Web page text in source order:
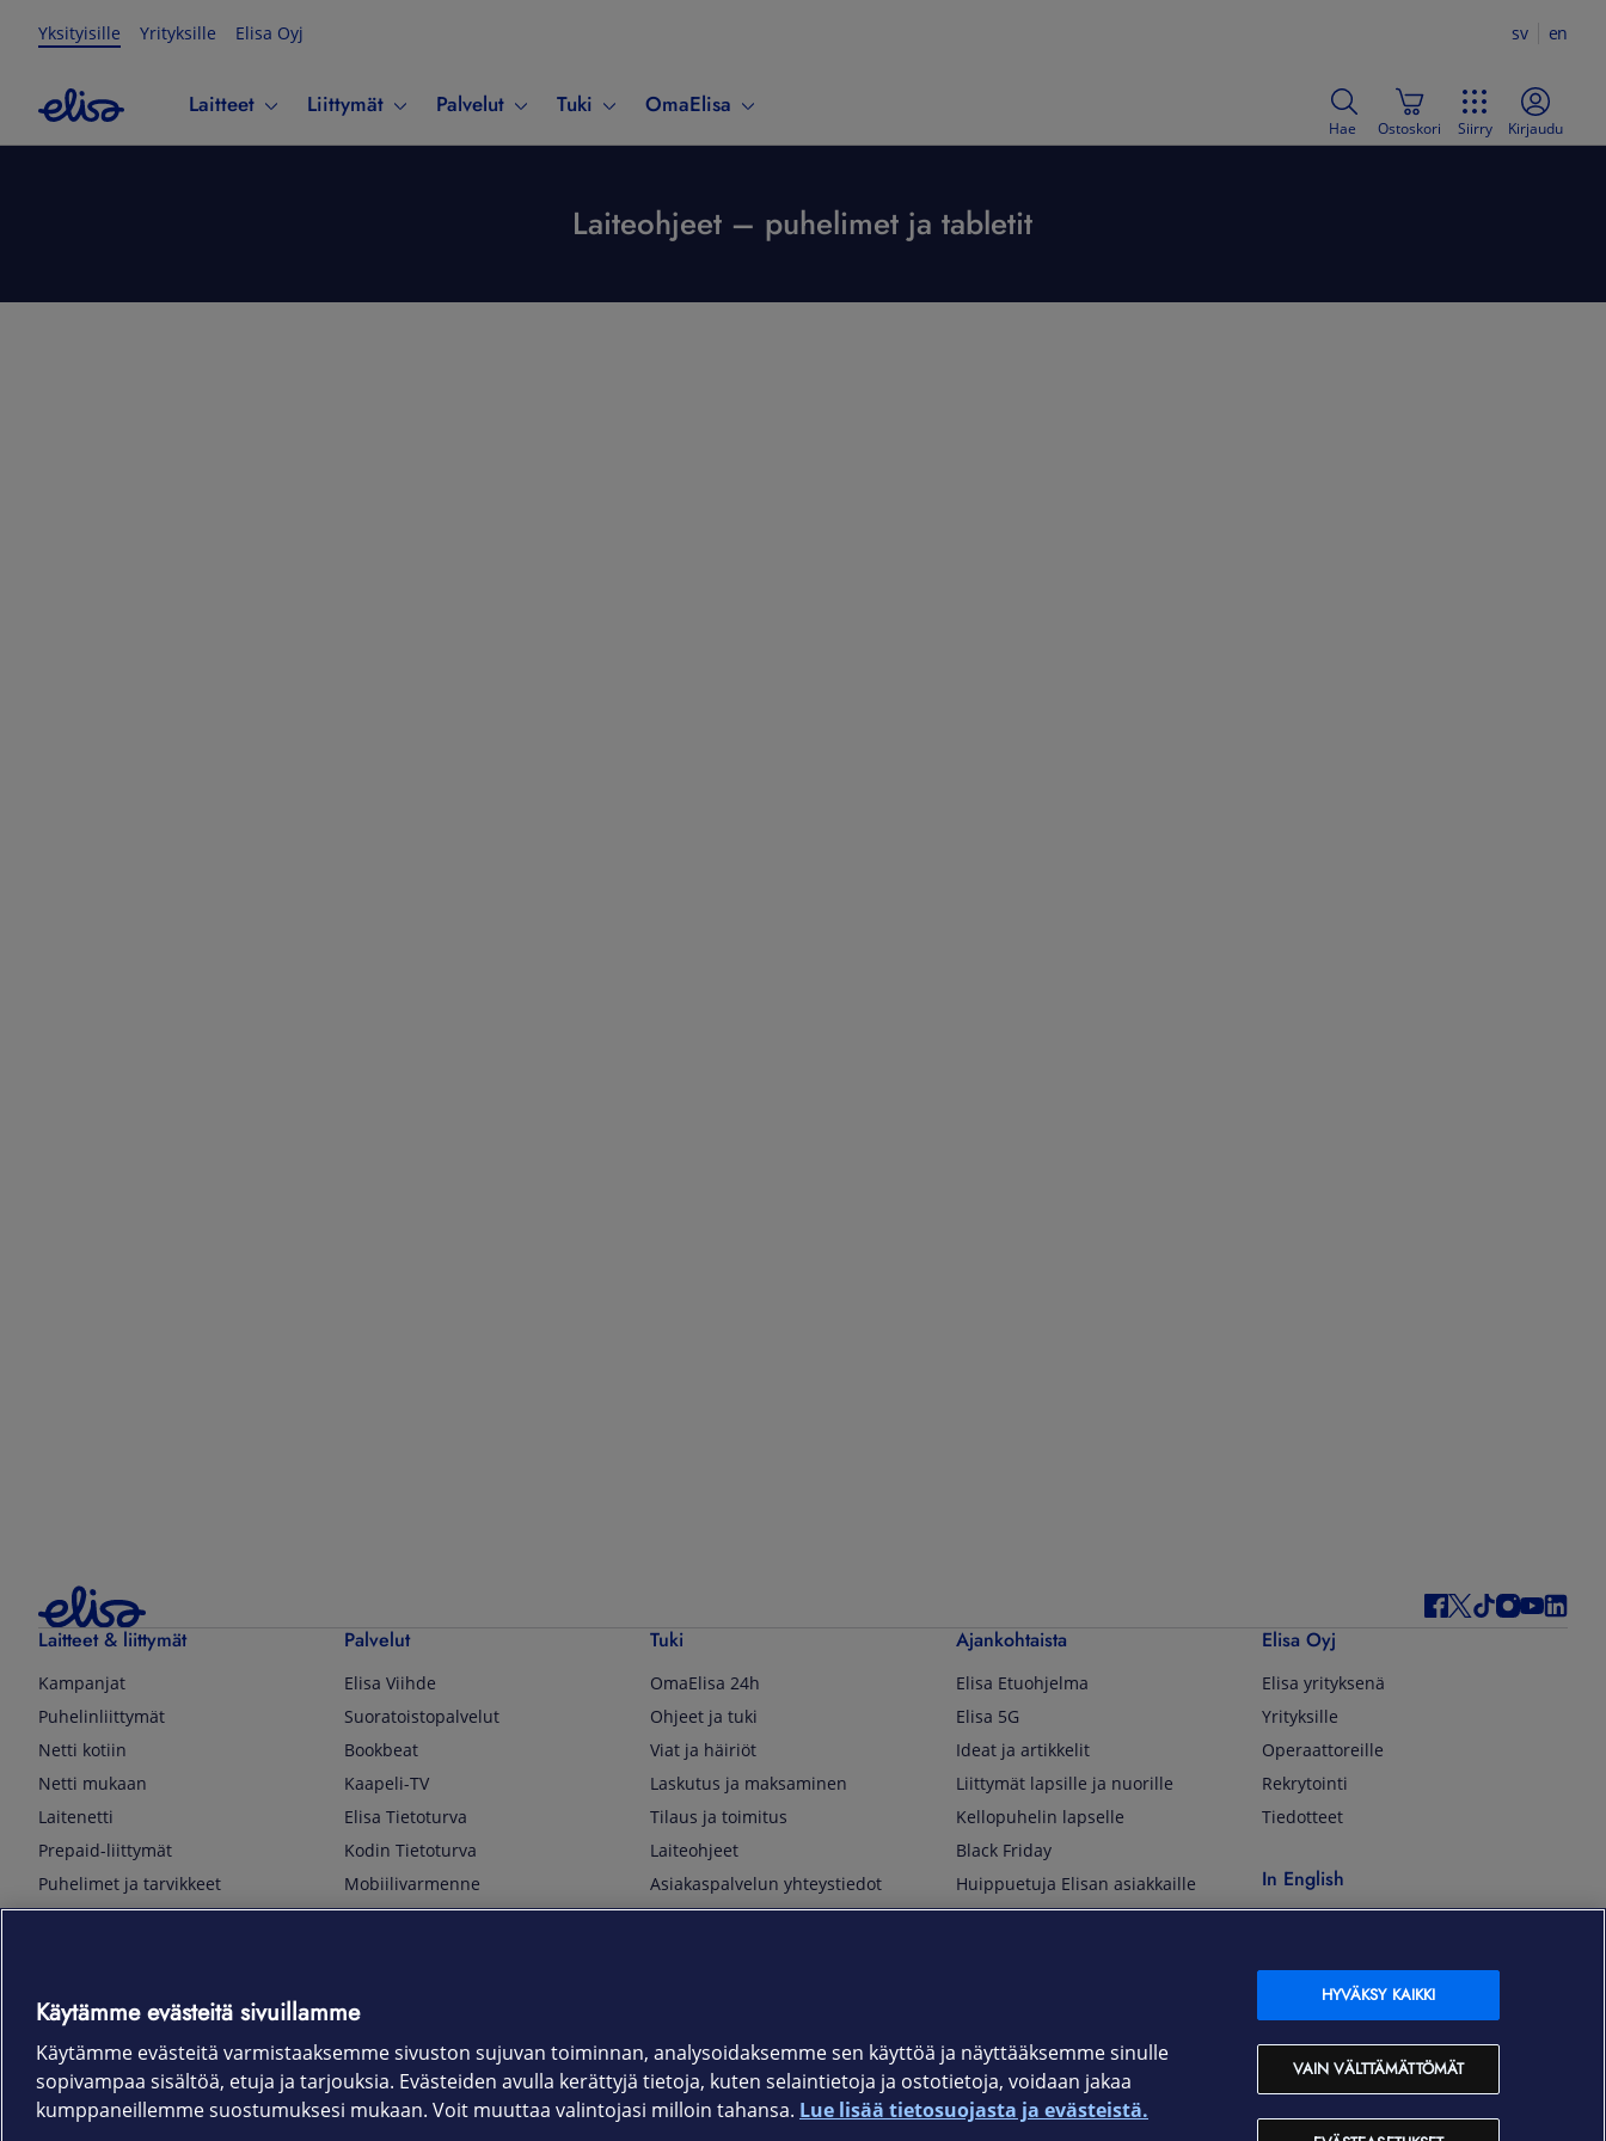
Yksityisille Yrityksille Elisa Oyj sv en
Laitteet Liittymät Palvelut Tuki OmaElisa
Hae Ostoskori Siirry Kirjaudu
Laiteohjeet – puhelimet ja tabletit
Laitteet & liittymät
Kampanjat
Puhelinliittymät
Netti kotiin
Netti mukaan
Laitenetti
Prepaid-liittymät
Puhelimet ja tarvikkeet
Tietotekniikka
Kodinkoneet
Kamerat ja dronet
Kellot ja rannekkeet
Älykoti
Palvelut
Elisa Viihde
Suoratoistopalvelut
Bookbeat
Kaapeli-TV
Elisa Tietoturva
Kodin Tietoturva
Mobiilivarmenne
Kuka soittaa
Elisa Pilvilinna
Elisa Laiteturva
Elisa Rinnakkaisliittymät
Elisa Kotiturva -hälytysjärjestelmä
Tuki
OmaElisa 24h
Ohjeet ja tuki
Viat ja häiriöt
Laskutus ja maksaminen
Tilaus ja toimitus
Laiteohjeet
Asiakaspalvelun yhteystiedot
Soita Omagurulle
Asiakastiedotteet
OmaElisa-sovellus
Kirjaudu sähköpostiin
Ajankohtaista
Elisa Etuohjelma
Elisa 5G
Ideat ja artikkelit
Liittymät lapsille ja nuorille
Kellopuhelin lapselle
Black Friday
Huippuetuja Elisan asiakkaille
Elisa Oyj
Elisa yrityksenä
Yrityksille
Operaattoreille
Rekrytointi
Tiedotteet
In English
Moving to Finland
Elisa Corporation
På Svenska
Käytämme evästeitä sivuillamme
Käytämme evästeitä varmistaaksemme sivuston sujuvan toiminnan, analysoidaksemme sen käyttöä ja näyttääksemme sinulle
sopivampaa sisältöä, etuja ja tarjouksia. Evästeiden avulla kerättyjä tietoja, kuten selaintietoja ja ostotietoja, voidaan jakaa
kumppaneillemme suostumuksesi mukaan. Voit muuttaa valintojasi milloin tahansa. Lue lisää tietosuojasta ja evästeistä.
VAIN VÄLTTÄMÄTTÖMÄT
HYVÄKSY KAIKKI